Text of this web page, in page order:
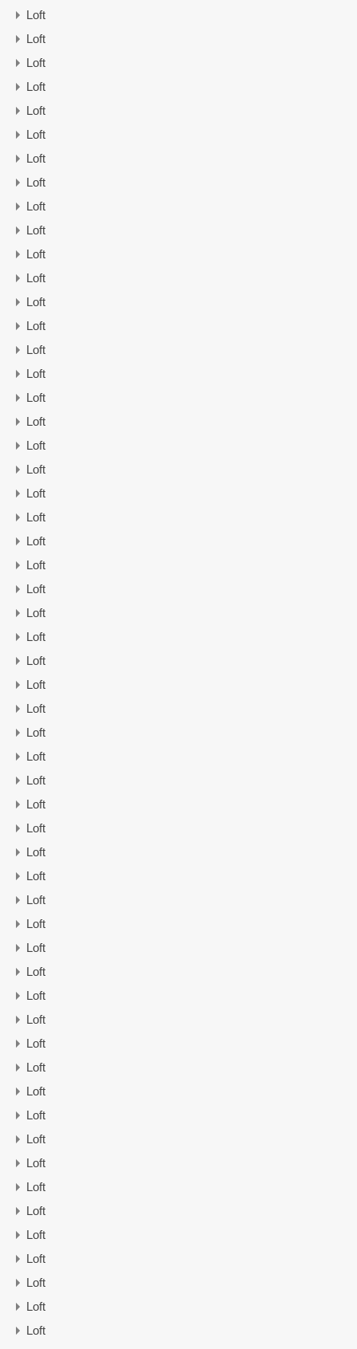
Loft
Loft
Loft
Loft
Loft
Loft
Loft
Loft
Loft
Loft
Loft
Loft
Loft
Loft
Loft
Loft
Loft
Loft
Loft
Loft
Loft
Loft
Loft
Loft
Loft
Loft
Loft
Loft
Loft
Loft
Loft
Loft
Loft
Loft
Loft
Loft
Loft
Loft
Loft
Loft
Loft
Loft
Loft
Loft
Loft
Loft
Loft
Loft
Loft
Loft
Loft
Loft
Loft
Loft
Loft
Loft